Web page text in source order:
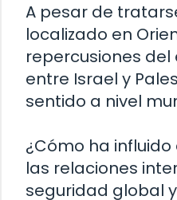
A pesar de
localizado en
repercusiones
entre Israel y
sentido a nivel
¿Cómo ha
las relaciones
seguridad global